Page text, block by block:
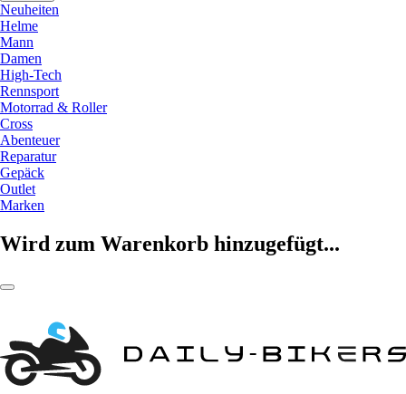
Neuheiten
Helme
Mann
Damen
High-Tech
Rennsport
Motorrad & Roller
Cross
Abenteuer
Reparatur
Gepäck
Outlet
Marken
Wird zum Warenkorb hinzugefügt...